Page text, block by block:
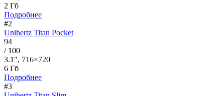
2 Гб
Подробнее
#2
Unihertz Titan Pocket
94
/ 100
3.1″, 716×720
6 Гб
Подробнее
#3